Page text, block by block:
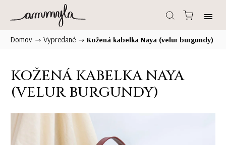
Domov / Vypredané / Kožená kabelka Naya (velur burgundy)
KOŽENÁ KABELKA NAYA
(VELUR BURGUNDY)